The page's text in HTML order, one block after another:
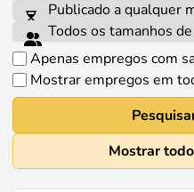
Apenas empregos com
Mostrar empregos em
Mostrar